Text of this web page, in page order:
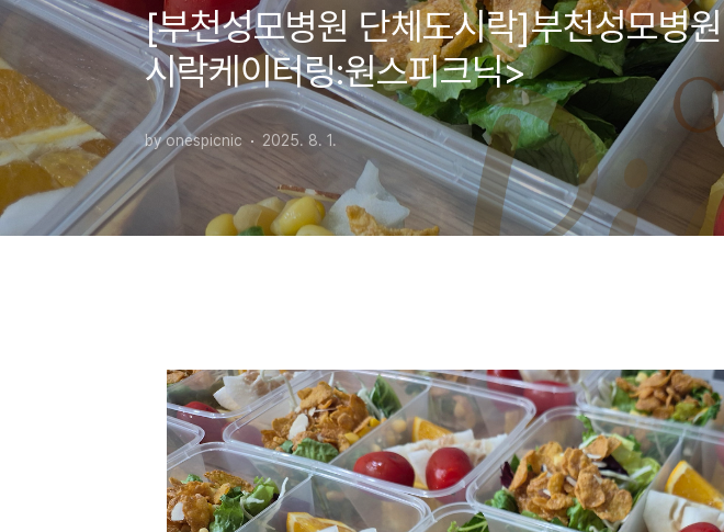
[부천성모병원 단체도시락]부천성모병
시락케이터링:원스피크닉>
by onespicnic 2025. 8. 1.